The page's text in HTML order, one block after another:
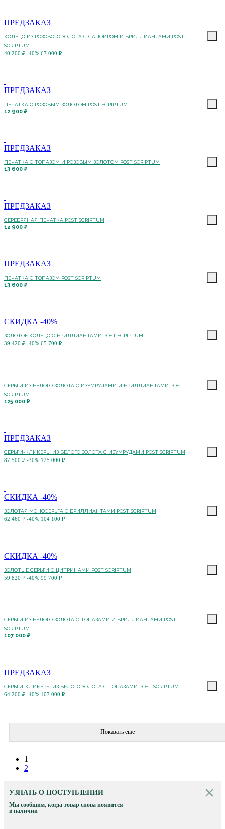
ПРЕДЗАКАЗ
КОЛЬЦО ИЗ РОЗОВОГО ЗОЛОТА С САПФИРОМ И БРИЛЛИАНТАМИ POST
SCRIPTUM
40 200 ₽ -40% 67 000 ₽
ПРЕДЗАКАЗ
ПЕЧАТКА С РОЗОВЫМ ЗОЛОТОМ POST SCRIPTUM
12 900 ₽
ПРЕДЗАКАЗ
ПЕЧАТКА С ТОПАЗОМ И РОЗОВЫМ ЗОЛОТОМ POST SCRIPTUM
13 600 ₽
ПРЕДЗАКАЗ
СЕРЕБРЯНАЯ ПЕЧАТКА POST SCRIPTUM
12 900 ₽
ПРЕДЗАКАЗ
ПЕЧАТКА С ТОПАЗОМ POST SCRIPTUM
13 600 ₽
СКИДКА -40%
ЗОЛОТОЕ КОЛЬЦО С БРИЛЛИАНТАМИ POST SCRIPTUM
39 420 ₽ -40% 65 700 ₽
СЕРЬГИ ИЗ БЕЛОГО ЗОЛОТА С ИЗУМРУДАМИ И БРИЛЛИАНТАМИ POST
SCRIPTUM
125 000 ₽
ПРЕДЗАКАЗ
СЕРЬГИ-КЛИКЕРЫ ИЗ БЕЛОГО ЗОЛОТА С ИЗУМРУДАМИ POST SCRIPTUM
87 500 ₽ -30% 125 000 ₽
СКИДКА -40%
ЗОЛОТАЯ МОНОСЕРЬГА С БРИЛЛИАНТАМИ POST SCRIPTUM
62 460 ₽ -40% 104 100 ₽
СКИДКА -40%
ЗОЛОТЫЕ СЕРЬГИ С ЦИТРИНАМИ POST SCRIPTUM
59 820 ₽ -40% 99 700 ₽
СЕРЬГИ ИЗ БЕЛОГО ЗОЛОТА С ТОПАЗАМИ И БРИЛЛИАНТАМИ POST
SCRIPTUM
107 000 ₽
ПРЕДЗАКАЗ
СЕРЬГИ-КЛИКЕРЫ ИЗ БЕЛОГО ЗОЛОТА С ТОПАЗАМИ POST SCRIPTUM
64 200 ₽ -40% 107 000 ₽
Показать еще
1
2
УЗНАТЬ О ПОСТУПЛЕНИИ
Мы сообщим, когда товар снова появится
в наличии